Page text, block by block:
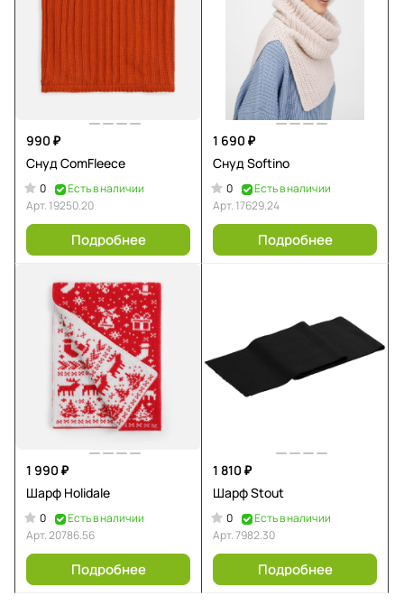
990 ₽
Снуд ComFleece
0
Есть в наличии
Арт. 19250.20
Подробнее
1 690 ₽
Снуд Softino
0
Есть в наличии
Арт. 17629.24
Подробнее
1 990 ₽
Шарф Holidale
0
Есть в наличии
Арт.20786.56
Подробнее
1 810 ₽
Шарф Stout
0
Есть в наличии
Арт.7982.30
Подробнее